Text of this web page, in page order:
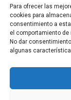
Para ofrecer las
cookies para
consentimiento a
el comportamiento
No dar
algunas